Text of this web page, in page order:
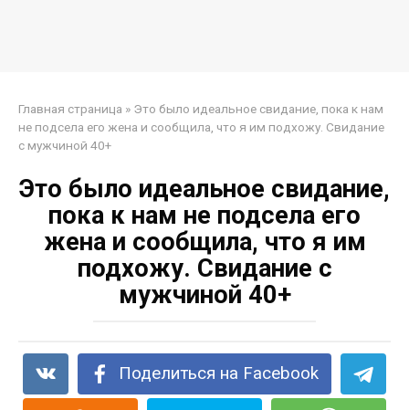
Главная страница » Это было идеальное свидание, пока к нам
не подсела его жена и сообщила, что я им подхожу. Свидание
с мужчиной 40+
Это было идеальное свидание,
пока к нам не подсела его
жена и сообщила, что я им
подхожу. Свидание с
мужчиной 40+
Поделиться на Facebook